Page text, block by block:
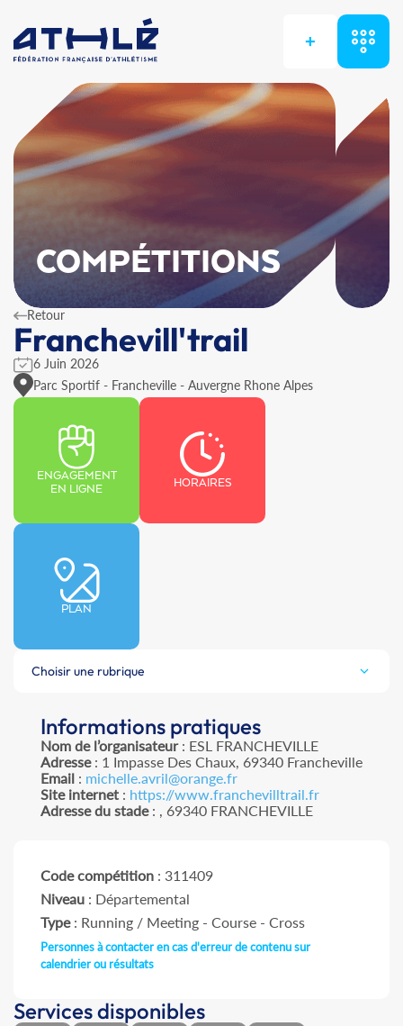
+
COMPÉTITIONS
Retour
Franchevill'trail
6 Juin 2026
Parc Sportif - Francheville - Auvergne Rhone Alpes
ENGAGEMENT
EN LIGNE
HORAIRES
PLAN
Choisir une rubrique
Informations pratiques
Nom de l’organisateur: ESL FRANCHEVILLE
Adresse: 1 Impasse Des Chaux, 69340 Francheville
Email : michelle.avril@orange.fr
Site internet : https://www.franchevilltrail.fr
Adresse du stade: , 69340 FRANCHEVILLE
Code compétition : 311409
Niveau : Départemental
Type: Running / Meeting - Course - Cross
Personnes à contacter en cas d'erreur de contenu sur
calendrier ou résultats
Services disponibles